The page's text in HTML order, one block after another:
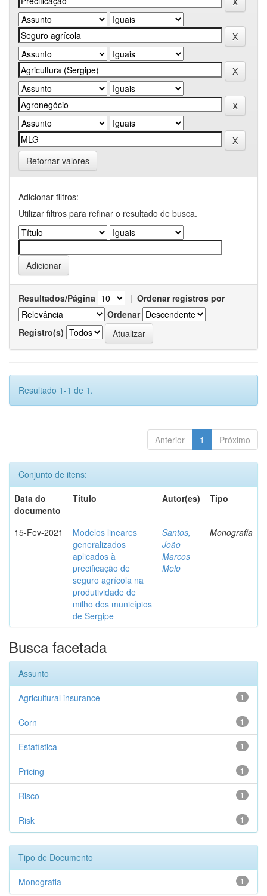
Retornar valores
Adicionar filtros:
Utilizar filtros para refinar o resultado de busca.
Resultados/Página | Ordenar registros por
Ordenar
Registro(s)
Resultado 1-1 de 1.
Anterior 1 Próximo
Conjunto de itens:
Data do
documento
Título Autor(es) Tipo
15-Fev-2021
Modelos lineares
generalizados
aplicados à
precificação de
seguro agrícola na
produtividade de
milho dos municípios
de Sergipe
Santos,
João
Marcos
Melo
Monografia
Busca facetada
Assunto
1
Agricultural insurance
1
Corn
1
Estatística
1
Pricing
1
Risco
1
Risk
Tipo de Documento
1
Monografia